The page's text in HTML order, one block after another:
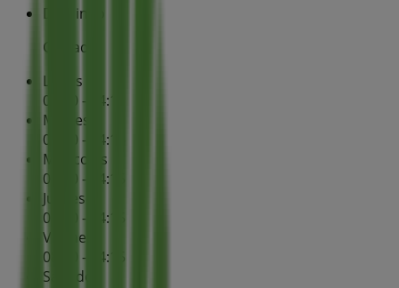
Domingo
Cerrado
Lunes
08:30 - 14:15
Martes
08:30 - 14:15
Miércoles
08:30 - 14:15
Jueves
08:30 - 14:15
Viernes
08:30 - 14:15
Sábado